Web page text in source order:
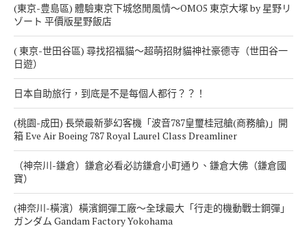
(東京-豊島區) 體驗東京下城悠閒風情～OMO5 東京大塚 by 星野リ
ゾート 平價版星野飯店
( 東京-世田谷區) 尋找招福貓～超萌招財貓神社豪德寺（世田谷一
日遊）
日本自助旅行，到底是不是每個人都行？？！
(桃園-成田) 長榮最新夢幻客機「波音787皇璽桂冠艙(商務艙)」開
箱 Eve Air Boeing 787 Royal Laurel Class Dreamliner
（神奈川-鎌倉）鎌倉必看必訪鎌倉小町通り、鎌倉大佛（鎌倉國
寶）
(神奈川-橫濱）橫濱鋼彈工廠～全球最大「行走的機動戰士鋼彈」
ガンダム Gandam Factory Yokohama